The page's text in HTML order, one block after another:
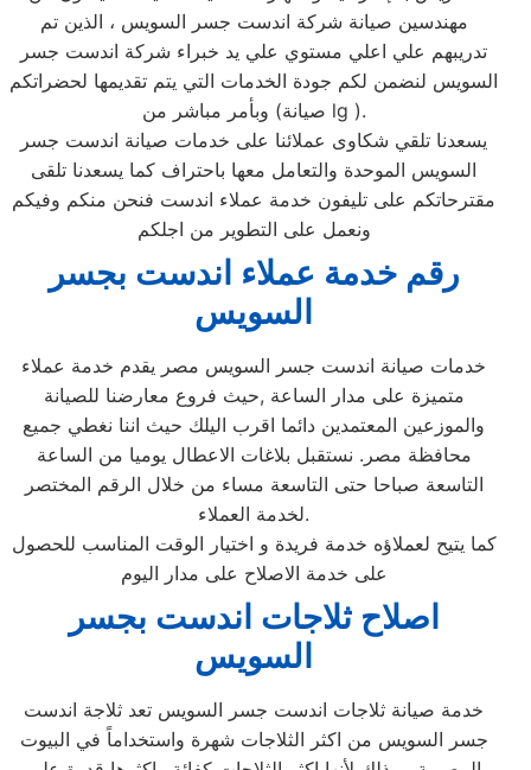
مهندسين صيانة شركة اندست جسر السويس ، الذين تم
تدريبهم علي اعلي مستوي علي يد خبراء شركة اندست جسر
السويس لنضمن لكم جودة الخدمات التي يتم تقديمها لحضراتكم
وبأمر مباشر من (صيانة lg ).
يسعدنا تلقي شكاوى عملائنا على خدمات صيانة اندست جسر
السويس الموحدة والتعامل معها باحتراف كما يسعدنا تلقى
مقترحاتكم على تليفون خدمة عملاء اندست فنحن منكم وفيكم
ونعمل على التطوير من اجلكم
رقم خدمة عملاء اندست بجسر
السويس
خدمات صيانة اندست جسر السويس مصر يقدم خدمة عملاء
متميزة على مدار الساعة ,حيث فروع معارضنا للصيانة
والموزعين المعتمدين دائما اقرب اليلك حيث اننا نغطي جميع
محافظة مصر. نستقبل بلاغات الاعطال يوميا من الساعة
التاسعة صباحا حتى التاسعة مساء من خلال الرقم المختصر
لخدمة العملاء.
كما يتيح لعملاؤه خدمة فريدة و اختيار الوقت المناسب للحصول
على خدمة الاصلاح على مدار اليوم
اصلاح ثلاجات اندست بجسر
السويس
خدمة صيانة ثلاجات اندست جسر السويس تعد ثلاجة اندست
جسر السويس من اكثر الثلاجات شهرة واستخداماً في البيوت